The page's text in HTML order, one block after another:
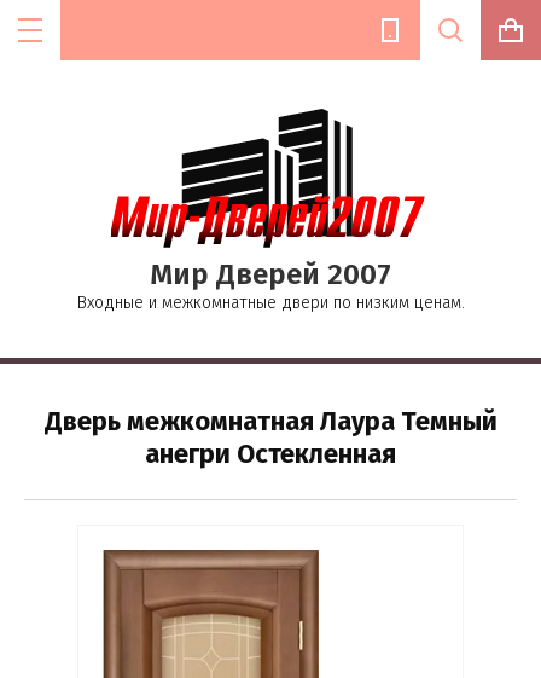
Мир Дверей 2007
Входные и межкомнатные двери по низким ценам.
Дверь межкомнатная Лаура Темный
анегри Остекленная
Цена (руб.):
Название:
Текст:
Выберите...